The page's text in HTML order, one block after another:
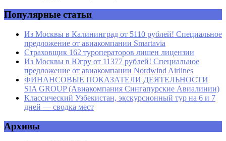
Популярные статьи
Из Москвы в Калининград от 5110 рублей! Специальное
предложение от авиакомпании Smartavia
Страховщик 162 туроператоров лишен лицензии
Из Москвы в Югру от 11377 рублей! Специальное
предложение от авиакомпании Nordwind Airlines
ФИНАНСОВЫЕ ПОКАЗАТЕЛИ ДЕЯТЕЛЬНОСТИ
SIA GROUP (Авиакомпания Сингапурские Авиалинии)
Классический Узбекистан, экскурсионный тур на 6 и 7
дней — сводка мест
Архивы